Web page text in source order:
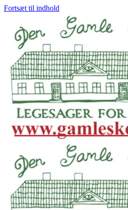
Fortsæt til indhold